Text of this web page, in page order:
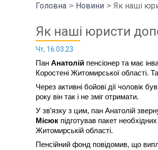
Головна Новини Як наші
Як наші юристи
Чт, 16.03.23
Пан Анатолій пенсіонер та має
Коростені Житомирської області.
Через активні бойові дії чоловік
року він так і не зміг отримати.
У зв’язку з цим, пан Анатолій
Місюк підготував пакет
Житомирській області.
Пенсійний фонд повідомив, що